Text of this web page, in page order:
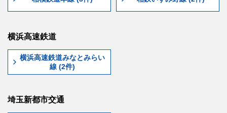
横浜高速鉄道
横浜高速鉄道みなとみらい
線 (2件)
埼玉新都市交通